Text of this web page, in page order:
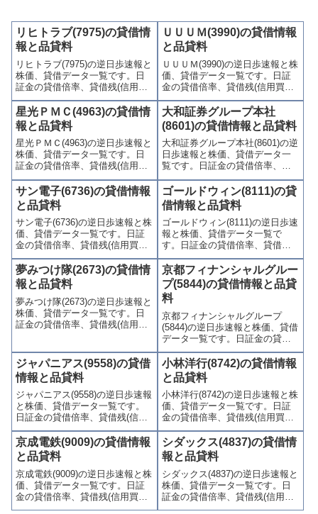
リヒトラブ(7975)の貸借情
報と品貸料
リヒトラブ(7975)の逆日歩速報と
株価、貸借データ一覧です。日
証金の貸借倍率、貸借残(信用買
残、信用売残)、品貸料(逆日
歩)、東証の週末残高、規制(注意
喚起・申込停止)など、空売り関
連情報を集計し、図解でわかり
やすくまとめて掲載していま
す。
ＵＵＵＭ(3990)の貸借情報
と品貸料
ＵＵＵＭ(3990)の逆日歩速報と株
価、貸借データ一覧です。日証
金の貸借倍率、貸借残(信用買
残、信用売残)、品貸料(逆日
歩)、東証の週末残高、規制(注意
喚起・申込停止)など、空売り関
連情報を集計し、図解でわかり
やすくまとめて掲載していま
す。
星光ＰＭＣ(4963)の貸借情
報と品貸料
星光ＰＭＣ(4963)の逆日歩速報と
株価、貸借データ一覧です。日
証金の貸借倍率、貸借残(信用買
残、信用売残)、品貸料(逆日
歩)、東証の週末残高、規制(注意
喚起・申込停止)など、空売り関
連情報を集計し、図解でわかり
やすくまとめて掲載していま
す。
大和証券グループ本社
(8601)の貸借情報と品貸料
大和証券グループ本社(8601)の逆
日歩速報と株価、貸借データ一
覧です。日証金の貸借倍率、貸
借残(信用買残、信用売残)、品貸
料(逆日歩)、東証の週末残高、規
制(注意喚起・申込停止)など、空
売り関連情報を集計し、図解で
わかりやすくまとめて掲載して
います。
サン電子(6736)の貸借情報
と品貸料
サン電子(6736)の逆日歩速報と株
価、貸借データ一覧です。日証
金の貸借倍率、貸借残(信用買
残、信用売残)、品貸料(逆日
歩)、東証の週末残高、規制(注意
喚起・申込停止)など、空売り関
連情報を集計し、図解でわかり
やすくまとめて掲載していま
す。
ゴールドウィン(8111)の貸
借情報と品貸料
ゴールドウィン(8111)の逆日歩速
報と株価、貸借データ一覧で
す。日証金の貸借倍率、貸借残
(信用買残、信用売残)、品貸料
(逆日歩)、東証の週末残高、規制
(注意喚起・申込停止)など、空売
り関連情報を集計し、図解でわ
かりやすくまとめて掲載してい
ます。
夢みつけ隊(2673)の貸借情
報と品貸料
夢みつけ隊(2673)の逆日歩速報と
株価、貸借データ一覧です。日
証金の貸借倍率、貸借残(信用買
喚起・申込停止)など、空売り関
連情報を集計し、図解でわかり
やすくまとめて掲載していま
す。
京都フィナンシャルグルー
プ(5844)の貸借情報と品貸
料
京都フィナンシャルグループ
(5844)の逆日歩速報と株価、貸借
データ一覧です。日証金の貸借
倍率、貸借残(信用買残、信用売
残)、品貸料(逆日歩)、東証の週
末残高、規制(注意喚起・申込停
止)など、空売り関連情報を集計
し、図解でわかりやすくまとめ
て掲載しています。
ジャパニアス(9558)の貸借
情報と品貸料
ジャパニアス(9558)の逆日歩速報
と株価、貸借データ一覧です。
日証金の貸借倍率、貸借残(信用
買残、信用売残)、品貸料(逆日
歩)、東証の週末残高、規制(注意
喚起・申込停止)など、空売り関
連情報を集計し、図解でわかり
やすくまとめて掲載していま
す。
小林洋行(8742)の貸借情報
と品貸料
小林洋行(8742)の逆日歩速報と株
価、貸借データ一覧です。日証
金の貸借倍率、貸借残(信用買
残、信用売残)、品貸料(逆日
歩)、東証の週末残高、規制(注意
喚起・申込停止)など、空売り関
連情報を集計し、図解でわかり
やすくまとめて掲載していま
す。
京成電鉄(9009)の貸借情報
と品貸料
京成電鉄(9009)の逆日歩速報と株
価、貸借データ一覧です。日証
金の貸借倍率、貸借残(信用買
残、信用売残)、品貸料(逆日
シダックス(4837)の貸借情
報と品貸料
シダックス(4837)の逆日歩速報と
株価、貸借データ一覧です。日
証金の貸借倍率、貸借残(信用買
残、信用売残)、品貸料(逆日